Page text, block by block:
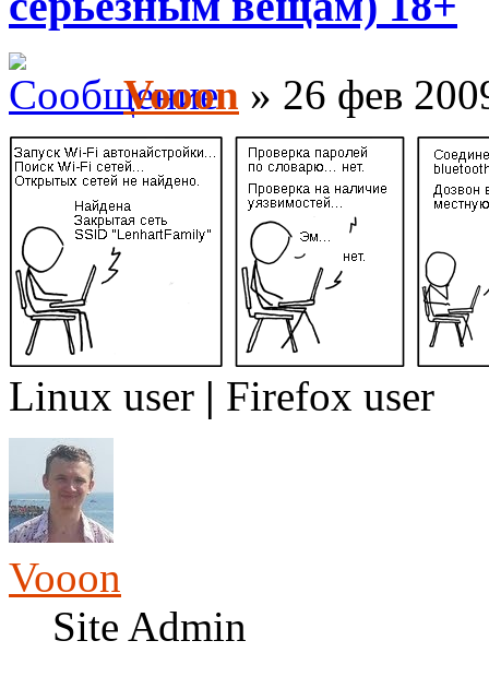
Vooon » 26 фев
Linux user | Firefox user
Vooon
Site Admin